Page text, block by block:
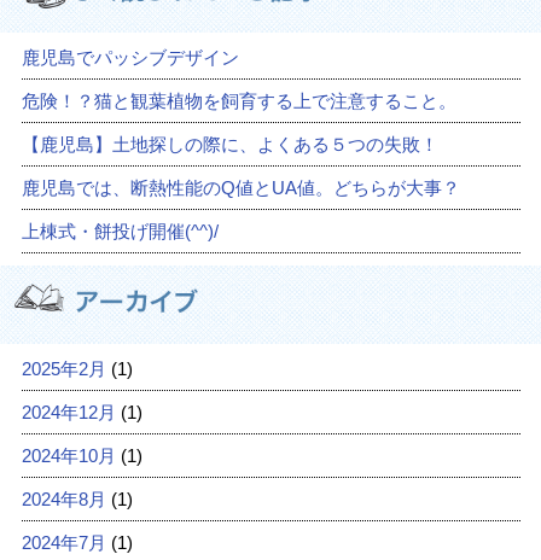
鹿児島でパッシブデザイン
危険！？猫と観葉植物を飼育する上で注意すること。
【鹿児島】土地探しの際に、よくある５つの失敗！
鹿児島では、断熱性能のQ値とUA値。どちらが大事？
上棟式・餅投げ開催(^^)/
2025年2月 (1)
2024年12月 (1)
2024年10月 (1)
2024年8月 (1)
2024年7月 (1)